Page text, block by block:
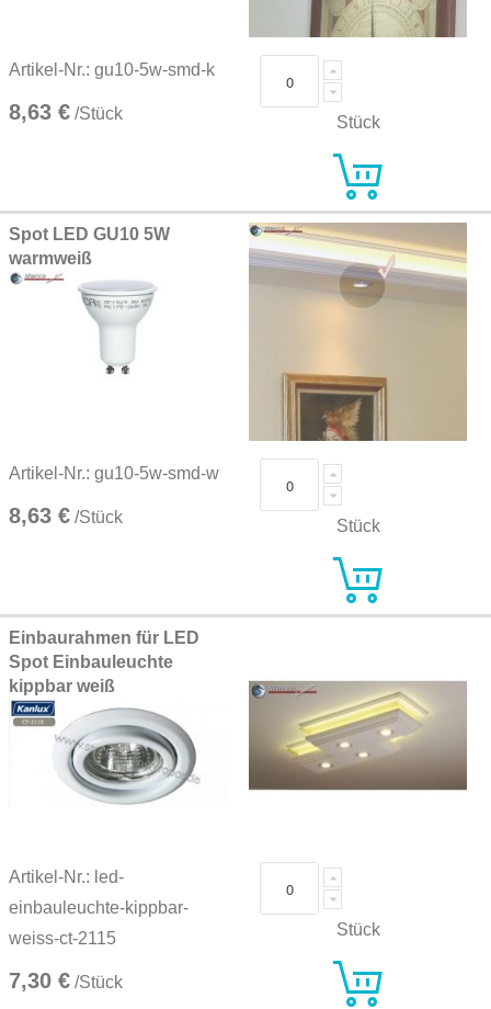
Artikel-Nr.: gu10-5w-smd-k
8,63 € /Stück Stück
Spot LED GU10 5W
warmweiß
Artikel-Nr.: gu10-5w-smd-w
8,63 € /Stück Stück
Einbaurahmen für LED
Spot Einbauleuchte
kippbar weiß
Artikel-Nr.: led-
einbauleuchte-kippbar-
weiss-ct-2115
7,30 € /Stück
Stück